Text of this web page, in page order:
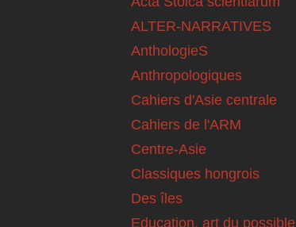
ALTER-NARRATIVES
AnthologieS
Anthropologiques
Cahiers d'Asie centrale
Cahiers de l'ARM
Centre-Asie
Classiques hongrois
Des îles
Education, art du possible